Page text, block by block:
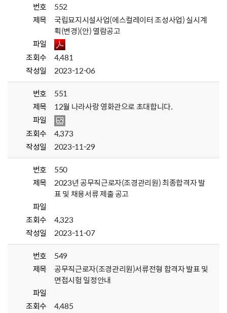
번호
552
제목
국립묘지시설사업(에스컬레이터 조성사업) 실시계
획(변경)(안) 열람공고
파일
조회수
4,481
작성일
2023-12-06
번호
551
제목
12월 나라사랑 영화관으로 초대합니다.
파일
조회수
4,373
작성일
2023-11-29
번호
550
제목
2023년 공무직근로자(조경관리원) 최종합격자 발
표 및 채용서류 제출 공고
파일
조회수
4,323
작성일
2023-11-07
번호
549
제목
공무직근로자(조경관리원)서류전형 합격자 발표 및
면접시험 일정안내
파일
조회수
4,485